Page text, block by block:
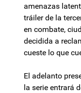
amenazas
tráiler de la
en combate,
decidida a
cueste lo que
El adelanto
la serie entrará